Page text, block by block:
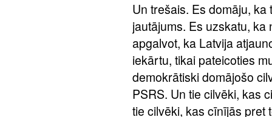
Un trešais. Es domāju,
jautājums. Es uzskatu,
apgalvot, ka Latvija
iekārtu, tikai pateicoties
demokrātiski domājošo
PSRS. Un tie cilvēki, kas
tie cilvēki, kas cīnījās pret